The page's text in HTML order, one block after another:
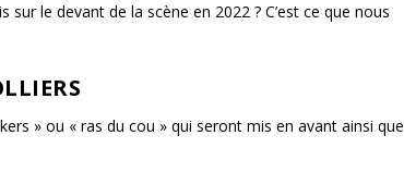
le devant de la scène en 2022 ? C’est ce que nous
» ou « ras du cou » qui seront mis en avant ainsi que